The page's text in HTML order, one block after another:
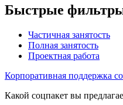
Быстрые
Частичная занятость
Полная занятость
Проектная работа
Корпоративная поддержка
Какой соцпакет вы